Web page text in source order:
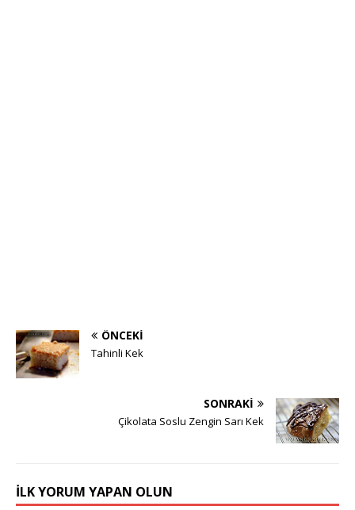
ÖNCEKI
Tahinli Kek
SONRAKI
Çikolata Soslu Zengin Sarı Kek
İLK YORUM YAPAN OLUN